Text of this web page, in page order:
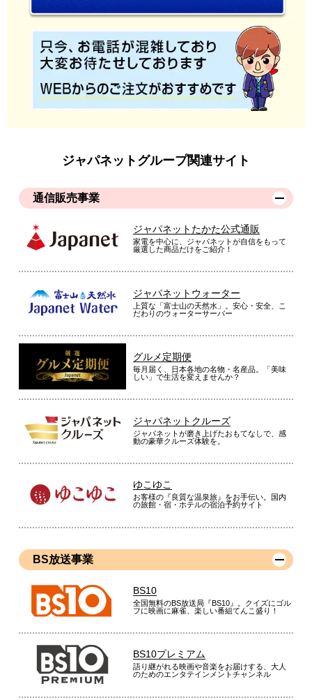
ジャパネットグループ関連サイト
通信販売事業
ジャパネットたかた公式通販
家電を中心に、ジャパネットが自信をもって
厳選した商品だけをご紹介！
ジャパネットウォーター
上質な「富士山の天然水」。安心・安全、こ
だわりのウォーターサーバー
グルメ定期便
毎月届く、日本各地の名物・名産品。「美味
しい」で生活を変えませんか？
ジャパネットクルーズ
ジャパネットが磨き上げたおもてなしで、感
動の豪華クルーズ体験を。
ゆこゆこ
お客様の『良質な温泉旅』をお手伝い。国内
の旅館・宿・ホテルの宿泊予約サイト
BS放送事業
BS10
全国無料のBS放送局『BS10』。クイズにゴル
フに映画に麻雀、楽しい番組てんこ盛り！
BS10プレミアム
語り継がれる映画や音楽をお届けする、大人
のためのエンタテインメントチャンネル